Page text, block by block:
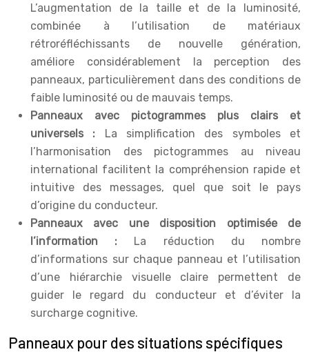
L’augmentation de la taille et de la luminosité,
combinée à l’utilisation de matériaux
rétroréfléchissants de nouvelle génération,
améliore considérablement la perception des
panneaux, particulièrement dans des conditions de
faible luminosité ou de mauvais temps.
Panneaux avec pictogrammes plus clairs et
universels : La simplification des symboles et
l’harmonisation des pictogrammes au niveau
international facilitent la compréhension rapide et
intuitive des messages, quel que soit le pays
d’origine du conducteur.
Panneaux avec une disposition optimisée de
l’information : La réduction du nombre
d’informations sur chaque panneau et l’utilisation
d’une hiérarchie visuelle claire permettent de
guider le regard du conducteur et d’éviter la
surcharge cognitive.
Panneaux pour des situations spécifiques